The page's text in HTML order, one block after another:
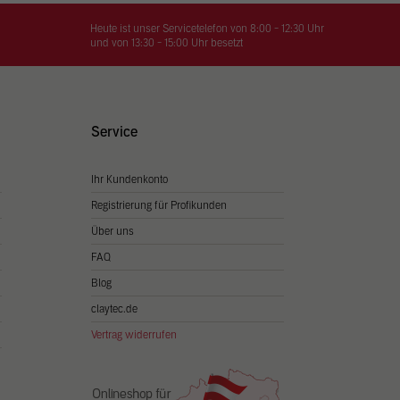
Heute ist unser Servicetelefon von 8:00 - 12:30 Uhr
und von 13:30 - 15:00 Uhr besetzt
Service
Ihr Kundenkonto
Registrierung für Profikunden
Über uns
FAQ
Blog
claytec.de
Vertrag widerrufen
Sie